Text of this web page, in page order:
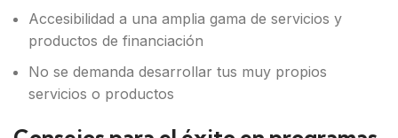
Accesibilidad a una amplia gama de servicios y
productos de financiación
No se demanda desarrollar tus muy propios
servicios o productos